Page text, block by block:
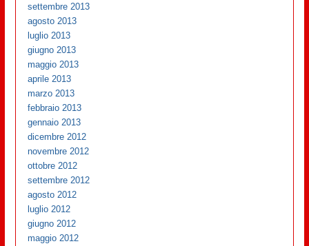
settembre 2013
agosto 2013
luglio 2013
giugno 2013
maggio 2013
aprile 2013
marzo 2013
febbraio 2013
gennaio 2013
dicembre 2012
novembre 2012
ottobre 2012
settembre 2012
agosto 2012
luglio 2012
giugno 2012
maggio 2012